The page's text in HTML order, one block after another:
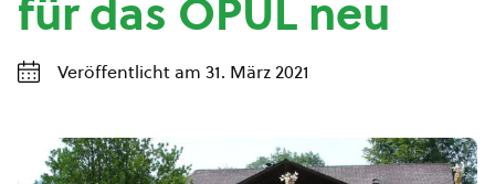
für das ÖPUL neu
Veröffentlicht am 31. März 2021